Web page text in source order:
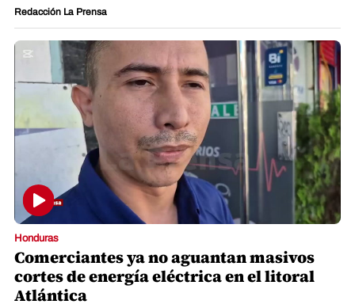
Redacción La Prensa
Honduras
Comerciantes ya no aguantan masivos
cortes de energía eléctrica en el litoral
Atlántica